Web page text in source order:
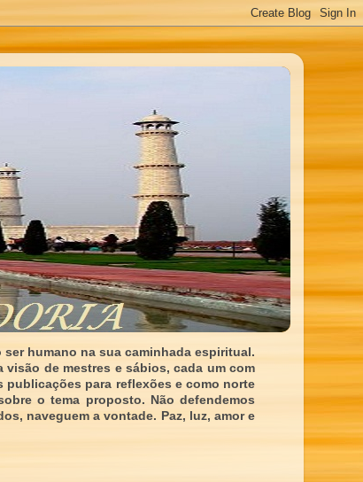
humano na sua caminhada espiritual.
de mestres e sábios, cada um com
publicações para reflexões e como norte
o tema proposto. Não defendemos
naveguem a vontade. Paz, luz, amor e